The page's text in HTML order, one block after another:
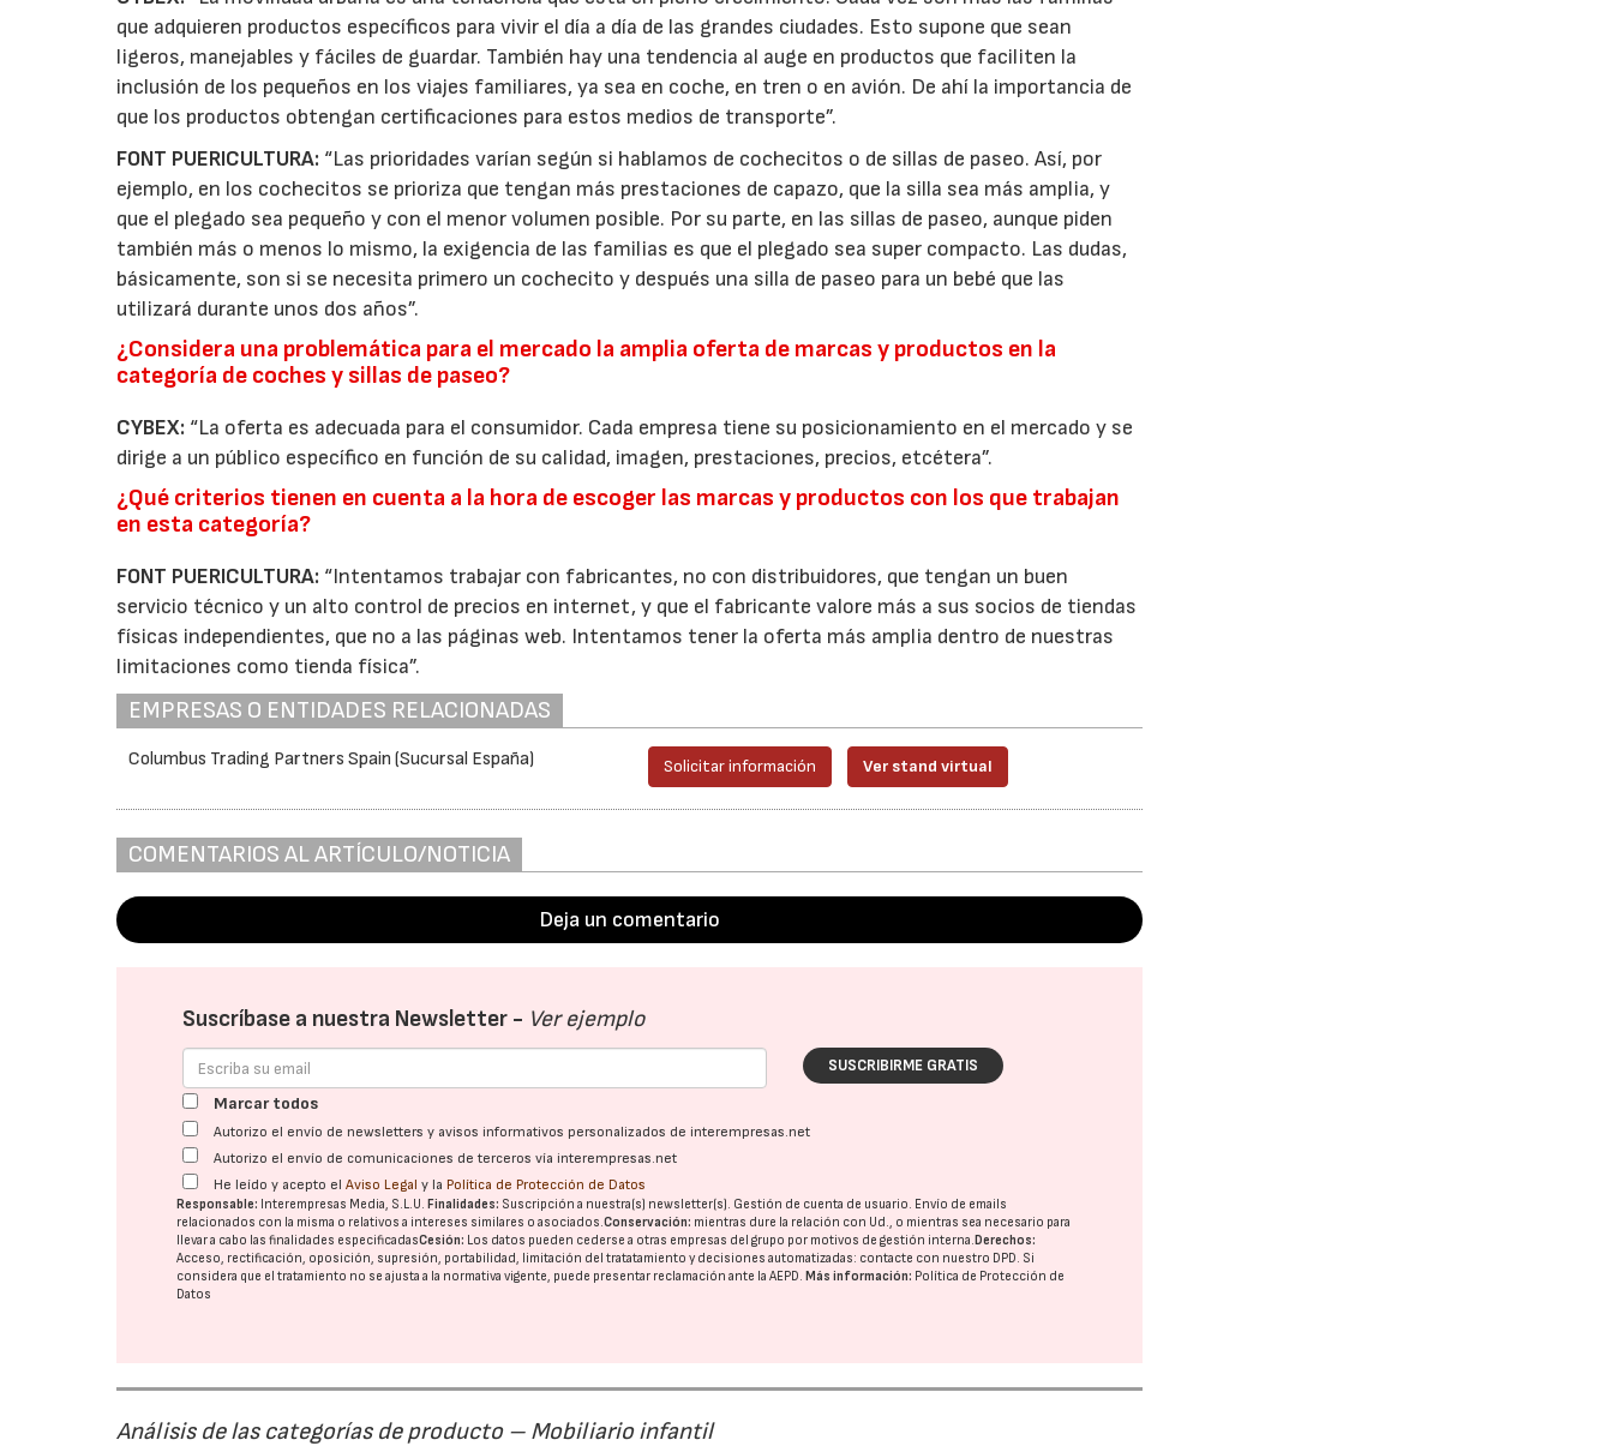
que adquieren productos específicos para vivir el día a día de las grandes ciudades. Esto supone que sean
ligeros, manejables y fáciles de guardar. También hay una tendencia al auge en productos que faciliten la
inclusión de los pequeños en los viajes familiares, ya sea en coche, en tren o en avión. De ahí la importancia de
que los productos obtengan certificaciones para estos medios de transporte”.
FONT PUERICULTURA: “Las prioridades varían según si hablamos de cochecitos o de sillas de paseo. Así, por
ejemplo, en los cochecitos se prioriza que tengan más prestaciones de capazo, que la silla sea más amplia, y
que el plegado sea pequeño y con el menor volumen posible. Por su parte, en las sillas de paseo, aunque piden
también más o menos lo mismo, la exigencia de las familias es que el plegado sea super compacto. Las dudas,
básicamente, son si se necesita primero un cochecito y después una silla de paseo para un bebé que las
utilizará durante unos dos años”.
¿Considera una problemática para el mercado la amplia oferta de marcas y productos en la
categoría de coches y sillas de paseo?
CYBEX: “La oferta es adecuada para el consumidor. Cada empresa tiene su posicionamiento en el mercado y se
dirige a un público específico en función de su calidad, imagen, prestaciones, precios, etcétera”.
¿Qué criterios tienen en cuenta a la hora de escoger las marcas y productos con los que trabajan
en esta categoría?
FONT PUERICULTURA: “Intentamos trabajar con fabricantes, no con distribuidores, que tengan un buen
servicio técnico y un alto control de precios en internet, y que el fabricante valore más a sus socios de tiendas
físicas independientes, que no a las páginas web. Intentamos tener la oferta más amplia dentro de nuestras
limitaciones como tienda física”.
EMPRESAS O ENTIDADES RELACIONADAS
Columbus Trading Partners Spain (Sucursal España) Solicitar información Ver stand virtual
COMENTARIOS AL ARTÍCULO/NOTICIA
Deja un comentario
Suscríbase a nuestra Newsletter - Ver ejemplo
SUSCRIBIRME GRATIS
Marcar todos
Autorizo el envío de newsletters y avisos informativos personalizados de interempresas.net
Autorizo el envío de comunicaciones de terceros vía interempresas.net
He leído y acepto elAviso Legal y la Política de Protección de Datos
Responsable: Interempresas Media, S.L.U. Finalidades: Suscripción a nuestra(s) newsletter(s). Gestión de cuenta de usuario. Envío de emails
relacionados con la misma o relativos a intereses similares o asociados.Conservación: mientras dure la relación con Ud., o mientras sea necesario para
llevar a cabo las finalidades especificadasCesión: Los datos pueden cederse a otras empresas del grupo por motivos de gestión interna. Derechos:
Acceso, rectificación, oposición, supresión, portabilidad, limitación del tratatamiento y decisiones automatizadas: contacte con nuestro DPD. Si
considera que el tratamiento no se ajusta a la normativa vigente, puede presentar reclamación ante laAEPD. Más información: Política de Protección de
Datos
Análisis de las categorías de producto – Mobiliario infantil